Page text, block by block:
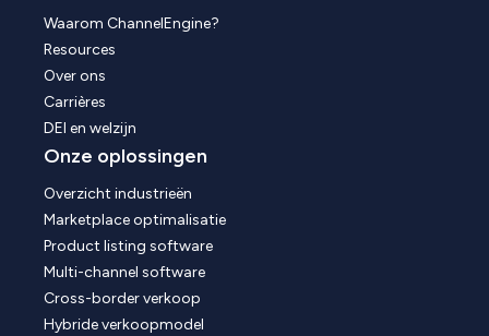
Waarom ChannelEngine?
Resources
Over ons
Carrières
DEI en welzijn
Onze oplossingen
Overzicht industrieën
Marketplace optimalisatie
Product listing software
Multi-channel software
Cross-border verkoop
Hybride verkoopmodel